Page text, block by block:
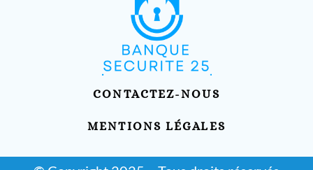
CONTACTEZ-NOUS
MENTIONS LÉGALES